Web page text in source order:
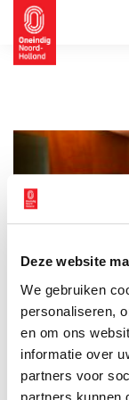
Deze website
We gebruiken
personaliseren,
en om ons
informatie over
partners voor
partners kunnen
Je kon een
kijken hoe het
aquarium, maar
openstelling van